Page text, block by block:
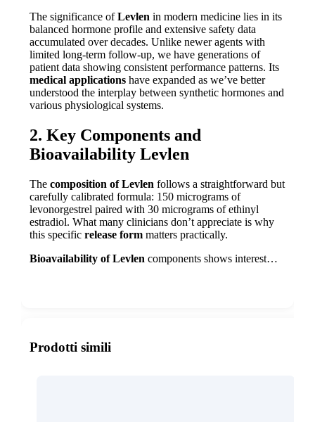
The significance ofLevlen in modern medicine lies in its
balanced hormone profile and extensive safety data
accumulated over decades. Unlike newer agents with
limited long-term follow-up, we have generations of
patient data showing consistent performance patterns. Its
medical applicationshave expanded as we’ve better
understood the interplay between synthetic hormones and
various physiological systems.
2. Key Components and
Bioavailability Levlen
The composition of Levlen follows a straightforward but
carefully calibrated formula: 150 micrograms of
levonorgestrel paired with 30 micrograms of ethinyl
estradiol. What many clinicians don’t appreciate is why
this specific release formmatters practically.
Bioavailability of Levlen components shows interest…
Prodotti simili